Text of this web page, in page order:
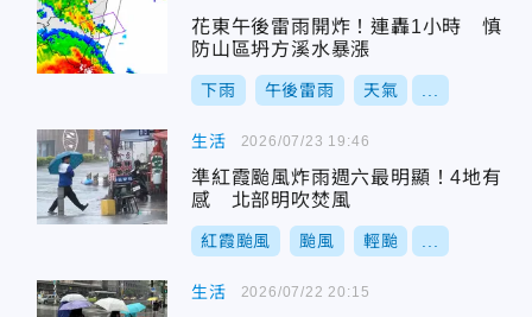
花東午後雷雨開炸！連轟1小時 慎
防山區坍方溪水暴漲
下雨 午後雷雨 天氣
生活
準紅霞颱風炸雨週六最明顯！4地有
感 北部明吹焚風
紅霞颱風 颱風 輕颱
2026/07/23 19:46
生活 2026/07/22 20:15